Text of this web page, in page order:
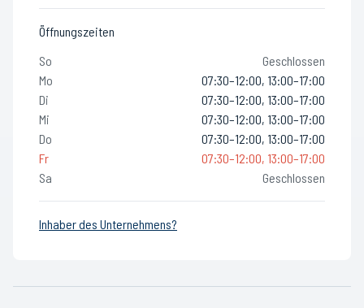
Öffnungszeiten
So
Geschlossen
Mo
07:30–12:00, 13:00–17:00
Di
07:30–12:00, 13:00–17:00
Mi
07:30–12:00, 13:00–17:00
Do
07:30–12:00, 13:00–17:00
Fr
07:30–12:00, 13:00–17:00
Sa
Geschlossen
Inhaber des Unternehmens?